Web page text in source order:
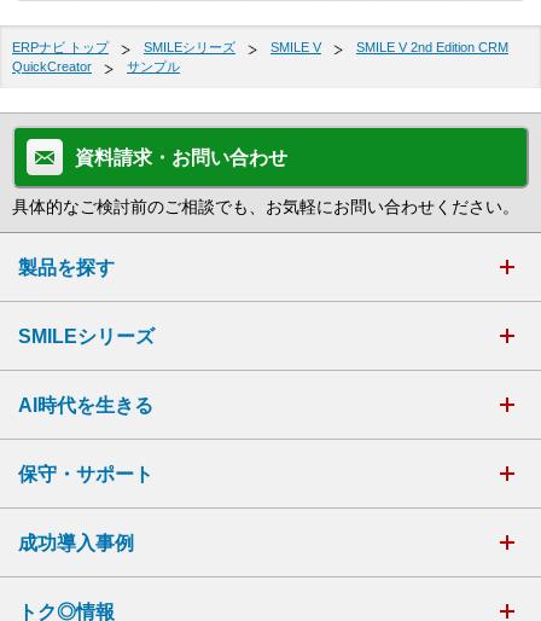
ERPナビ トップ SMILEシリーズ SMILE V
SMILE V 2nd Edition CRM
QuickCreator
サンプル
資料請求・お問い合わせ
具体的なご検討前のご相談でも、お気軽にお問い合わせください。
製品を探す
SMILEシリーズ
AI時代を生きる
保守・サポート
成功導入事例
トク◎情報